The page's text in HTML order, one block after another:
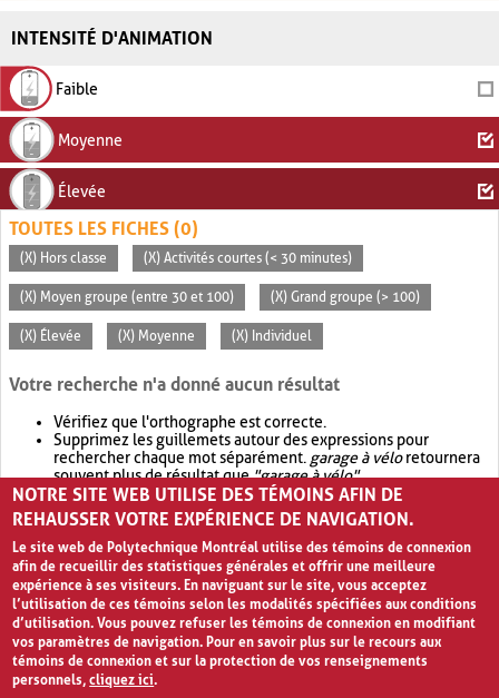
INTENSITÉ D'ANIMATION
Faible
Moyenne
Élevée
TOUTES LES FICHES (0)
(X) Hors classe (X) Activités courtes (< 30 minutes)
(X) Moyen groupe (entre 30 et 100) (X) Grand groupe (> 100)
(X) Élevée (X) Moyenne (X) Individuel
Votre recherche n'a donné aucun résultat
Vérifiez que l'orthographe est correcte.
Supprimez les guillemets autour des expressions pour
rechercher chaque mot séparément. garage à véloretournera
souvent plus de résultat que"garage à vélo".
Envisagez d'élargir votre recherche avec OR.garage OR vélo
retournera souvent plus de résultat quegarage à vélo
NOTRE SITE WEB UTILISE DES TÉMOINS AFIN DE
REHAUSSER VOTRE EXPÉRIENCE DE NAVIGATION.
Le site web de Polytechnique Montréal utilise des témoins de connexion
afin de recueillir des statistiques générales et offrir une meilleure
expérience à ses visiteurs. En naviguant sur le site, vous acceptez
l’utilisation de ces témoins selon les modalités spécifiées aux conditions
d’utilisation. Vous pouvez refuser les témoins de connexion en modifiant
vos paramètres de navigation. Pour en savoir plus sur le recours aux
témoins de connexion et sur la protection de vos renseignements
personnels,cliquez ici.